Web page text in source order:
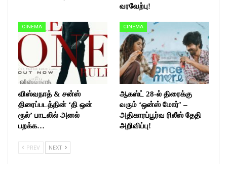
வரவேற்பு!
CINEMA
விஸ்வநாத் & சன்ஸ்
திரைப்படத்தின் ‘தி ஒன்
ரூல்’ பாடலில் அனல்
பறக்க…
CINEMA
ஆகஸ்ட் 28-ல் திரைக்கு
வரும் ‘ஒன்ஸ் மோர்’ –
அதிகாரப்பூர்வ ரிலீஸ் தேதி
அறிவிப்பு!
PREV NEXT